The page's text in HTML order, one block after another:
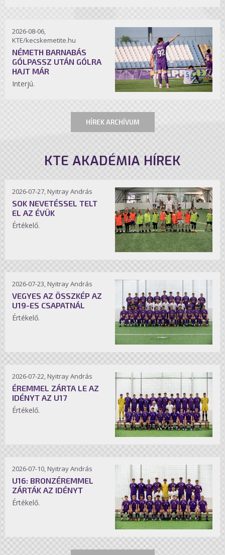
2026-08-06,
KTE/kecskemetite.hu
NÉMETH BARNABÁS
GÓLPASSZ UTÁN GÓLRA
HAJT MÁR
Interjú.
HÍREK ARCHÍVUM
KTE AKADÉMIA HÍREK
2026-07-27, Nyitray András
SOK NEVETÉSSEL TELT
EL AZ ÉVÜK
Értékelő.
2026-07-23, Nyitray András
VEGYES AZ ÖSSZKÉP AZ
U19-ES CSAPATNÁL
Értékelő.
2026-07-22, Nyitray András
ÉREMMEL ZÁRTA LE AZ
IDÉNYT AZ U17
Értékelő.
2026-07-10, Nyitray András
U16: BRONZÉREMMEL
ZÁRTÁK AZ IDÉNYT
Értékelő.